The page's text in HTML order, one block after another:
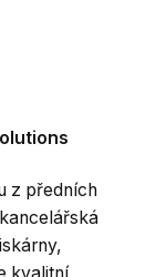
z předních